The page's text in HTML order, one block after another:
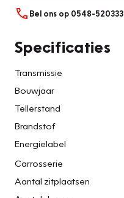
Bel ons op 0548-520333
Specificaties
Transmissie
Bouwjaar
Tellerstand
Brandstof
Energielabel
Carrosserie
Aantal zitplaatsen